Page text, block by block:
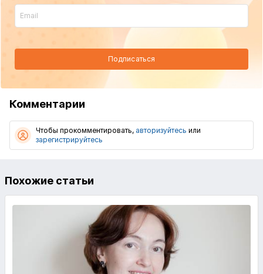
Подписаться
Комментарии
Чтобы прокомментировать, авторизуйтесь или
зарегистрируйтесь
Похожие статьи